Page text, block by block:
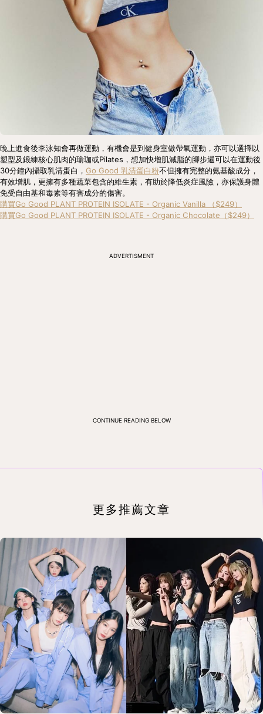
晚上進食後李泳知會再做運動，有機會是到健身室做帶氧運動，亦可以選擇以
塑型及鍛練核心肌肉的瑜珈或Pilates，想加快增肌減脂的腳步還可以在運動後
30分鐘內攝取乳清蛋白， Go Good 乳清蛋白粉不但擁有完整的氨基酸成分，
有效增肌，更擁有多種蔬菜包含的維生素，有助於降低炎症風險，亦保護身體
免受自由基和毒素等有害成分的傷害。
購買Go Good PLANT PROTEIN ISOLATE - Organic Vanilla （$249）
購買Go Good PLANT PROTEIN ISOLATE - Organic Chocolate（$249）
ADVERTISMENT
CONTINUE READING BELOW
更多推薦文章